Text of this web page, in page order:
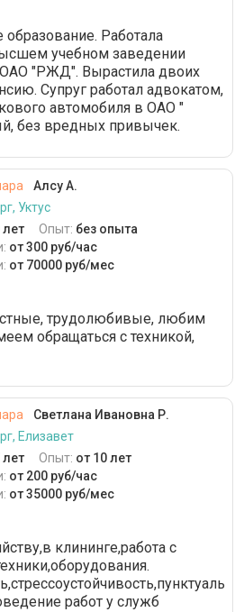
Работала
учебном заведении
"РЖД". Вырастила двоих
Супруг работал адвокатом,
автомобиля в ОАО "
без вредных привычек.
Алсу А.
Уктус
лет Опыт: без опыта
от 300 руб/час
от 70000 руб/мес
трудолюбивые, любим
обращаться с техникой,
Светлана Ивановна Р.
Елизавет
лет Опыт: от 10 лет
от 200 руб/час
от 35000 руб/мес
клининге,работа с
работ у служб